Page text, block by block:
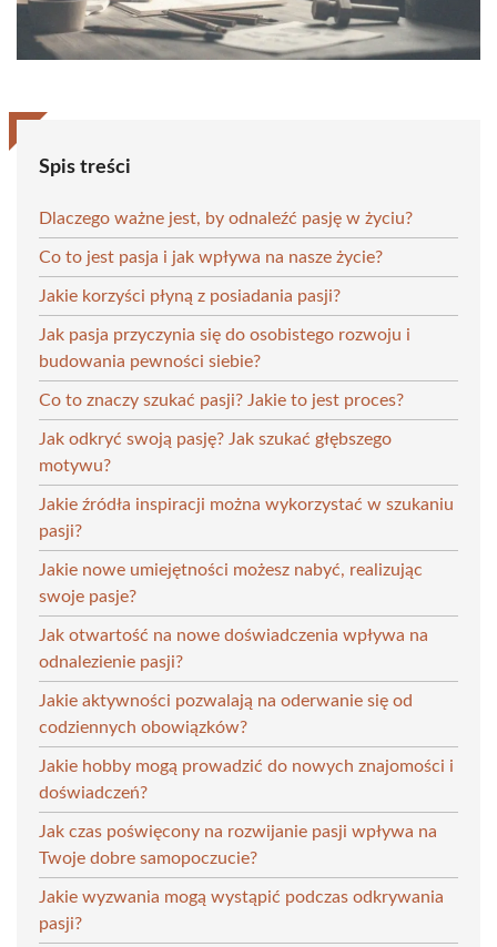
Spis treści
Dlaczego ważne jest, by odnaleźć pasję w życiu?
Co to jest pasja i jak wpływa na nasze życie?
Jakie korzyści płyną z posiadania pasji?
Jak pasja przyczynia się do osobistego rozwoju i
budowania pewności siebie?
Co to znaczy szukać pasji? Jakie to jest proces?
Jak odkryć swoją pasję? Jak szukać głębszego
motywu?
Jakie źródła inspiracji można wykorzystać w szukaniu
pasji?
Jakie nowe umiejętności możesz nabyć, realizując
swoje pasje?
Jak otwartość na nowe doświadczenia wpływa na
odnalezienie pasji?
Jakie aktywności pozwalają na oderwanie się od
codziennych obowiązków?
Jakie hobby mogą prowadzić do nowych znajomości i
doświadczeń?
Jak czas poświęcony na rozwijanie pasji wpływa na
Twoje dobre samopoczucie?
Jakie wyzwania mogą wystąpić podczas odkrywania
pasji?